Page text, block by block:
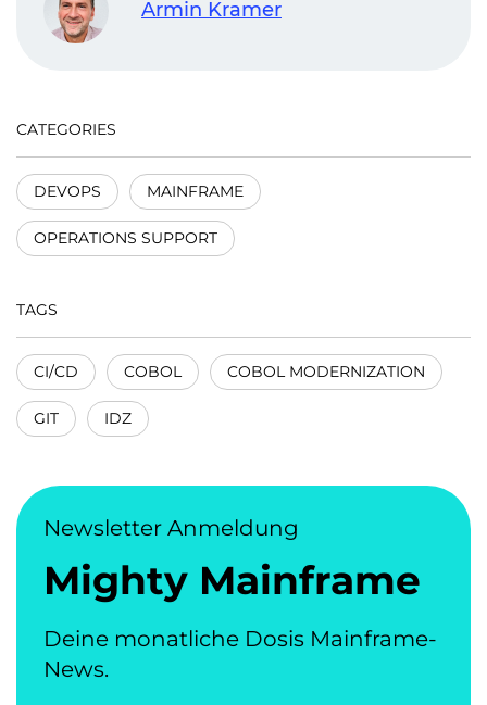
Armin Kramer
CATEGORIES
DEVOPS MAINFRAME
OPERATIONS SUPPORT
TAGS
CI/CD COBOL COBOL MODERNIZATION
GIT IDZ
Newsletter Anmeldung
Mighty Mainframe
Deine monatliche Dosis Mainframe-
News.